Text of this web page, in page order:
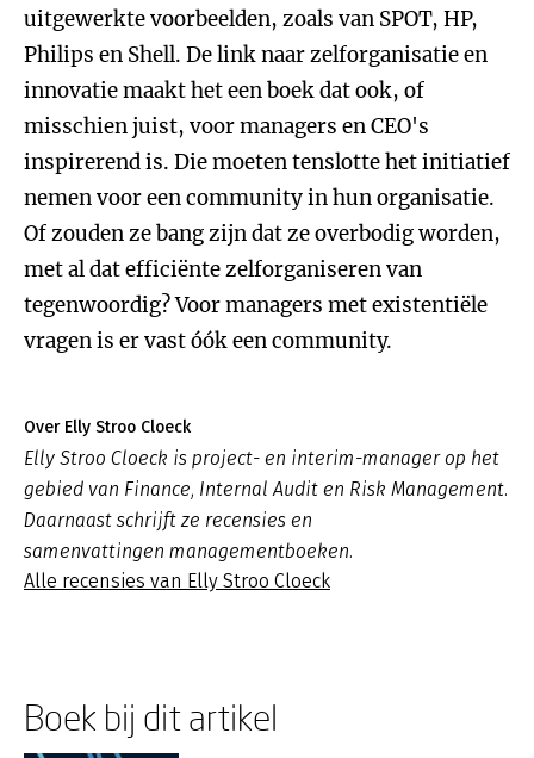
uitgewerkte voorbeelden, zoals van SPOT, HP,
Philips en Shell. De link naar zelforganisatie en
innovatie maakt het een boek dat ook, of
misschien juist, voor managers en CEO's
inspirerend is. Die moeten tenslotte het initiatief
nemen voor een community in hun organisatie.
Of zouden ze bang zijn dat ze overbodig worden,
met al dat efficiënte zelforganiseren van
tegenwoordig? Voor managers met existentiële
vragen is er vast óók een community.
Over Elly Stroo Cloeck
Elly Stroo Cloeck is project- en interim-manager op het
gebied van Finance, Internal Audit en Risk Management.
Daarnaast schrijft ze recensies en
samenvattingen managementboeken.
Alle recensies van Elly Stroo Cloeck
Boek bij dit artikel